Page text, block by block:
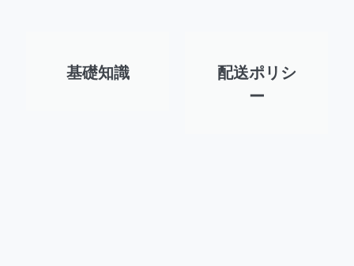
基礎知識
配送ポリシ
ー